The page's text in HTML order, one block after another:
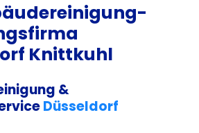
Knittkuhl
&
Düsseldorf